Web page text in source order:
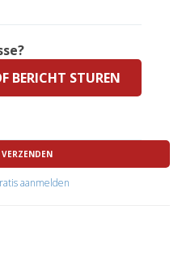
BERICHT STUREN
aanmelden